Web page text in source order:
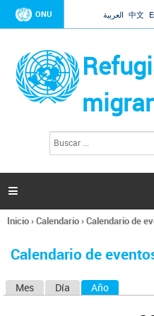
Jump
ONU العربية 中文
l
s

Se
usted
Inicio›Calendario›Calendario de
Calendario de
Mes Día Año